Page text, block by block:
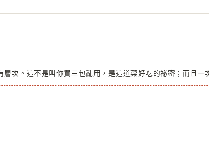
。這不是叫你買三包亂用，是這道菜好吃的祕密；而且一